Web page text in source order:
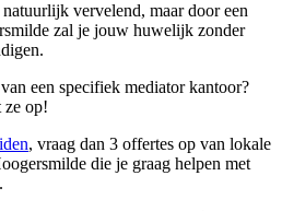
vervelend, maar door een
zal je jouw huwelijk zonder
een specifiek mediator kantoor?
ze op!
, vraag dan 3 offertes op van lokale
die je graag helpen met
.